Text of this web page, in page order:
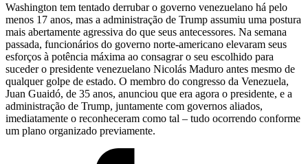
Washington tem tentado derrubar o governo venezuelano há pelo
menos 17 anos, mas a administração de Trump assumiu uma postura
mais abertamente agressiva do que seus antecessores. Na semana
passada, funcionários do governo norte-americano elevaram seus
esforços à potência máxima ao consagrar o seu escolhido para
suceder o presidente venezuelano Nicolás Maduro antes mesmo de
qualquer golpe de estado. O membro do congresso da Venezuela,
Juan Guaidó, de 35 anos, anunciou que era agora o presidente, e a
administração de Trump, juntamente com governos aliados,
imediatamente o reconheceram como tal – tudo ocorrendo conforme
um plano organizado previamente.